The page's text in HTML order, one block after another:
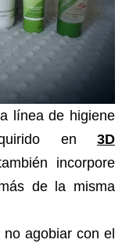
línea de higiene
en 3D
incorpore
de la misma
agobiar con el